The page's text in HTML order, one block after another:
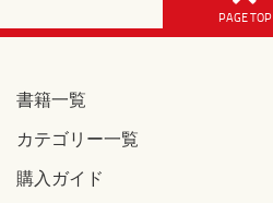
PAGE TOP
書籍一覧
カテゴリー一覧
購入ガイド